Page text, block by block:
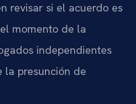
revisar si el acuerdo es
momento de la
independientes
presunción de